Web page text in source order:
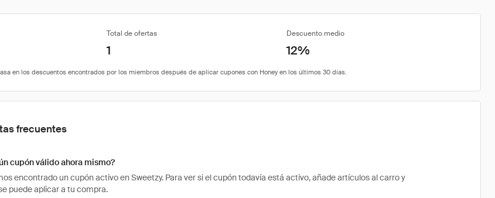
Total de ofertas Descuento medio
1 12%
frecuentes
cupón válido ahora mismo?
encontrado un cupón activo en Sweetzy. Para ver si el cupón todavía está activo, añade artículos al carro y
puede aplicar a tu compra.